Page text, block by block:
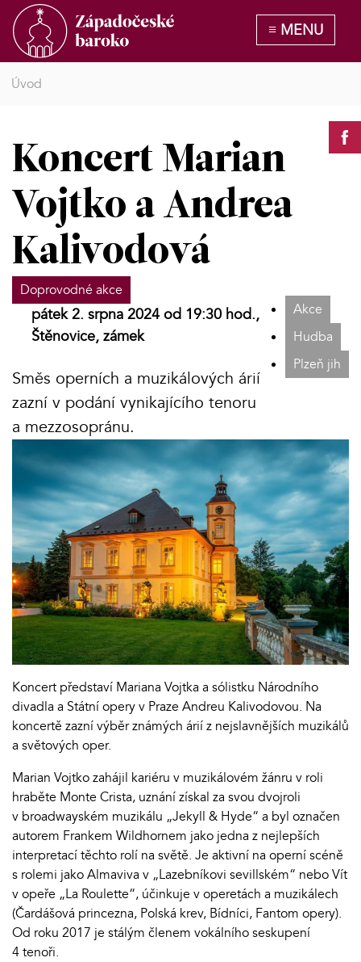
Úvod
Koncert Marian
Vojtko a Andrea
Kalivodová
Doprovodné akce
Akce
Hudba
Plzeň jih
pátek 2. srpna 2024 od 19:30 hod.,
Štěnovice, zámek
Směs operních a muzikálových árií
zazní v podání vynikajícího tenoru
a mezzosopránu.
Koncert představí Mariana Vojtka a sólistku Národního
divadla a Státní opery v Praze Andreu Kalivodovou. Na
koncertě zazní výběr známých árií z nejslavnějších muzikálů
a světových oper.
Marian Vojtko zahájil kariéru v muzikálovém žánru v roli
hraběte Monte Crista, uznání získal za svou dvojroli
v broadwayském muzikálu „Jekyll & Hyde“ a byl označen
autorem Frankem Wildhornem jako jedna z nejlepších
interpretací těchto rolí na světě. Je aktivní na operní scéně
s rolemi jako Almaviva v „Lazebníkovi sevillském“ nebo Vít
v opeře „La Roulette“, účinkuje v operetách a muzikálech
(Čardášová princezna, Polská krev, Bídníci, Fantom opery).
Od roku 2017 je stálým členem vokálního seskupení
4 tenoři.